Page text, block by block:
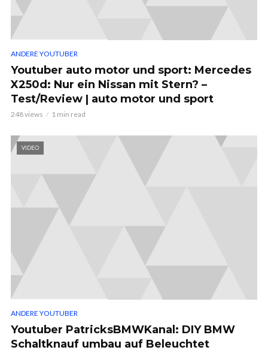
ANDERE YOUTUBER
Youtuber auto motor und sport: Mercedes
X250d: Nur ein Nissan mit Stern? –
Test/Review | auto motor und sport
248 views 1 min read
VIDEO
ANDERE YOUTUBER
Youtuber PatricksBMWKanal: DIY BMW
Schaltknauf umbau auf Beleuchtet